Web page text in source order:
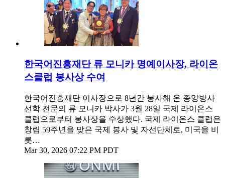
한국어진흥재단 류 모니카 명예이사장, 라이온
스클럽 봉사상 수여
한국어진흥재단 이사장으로 8년간 봉사해 온 종양방사
선학 전문의 류 모니카 박사가 3월 28일 국제 라이온스
클럽으로부터 봉사상을 수상했다. 국제 라이온스 클럽은
창립 59주년을 맞은 국제 봉사 및 자선단체로, 미국을 비
롯…
Mar 30, 2026 07:22 PM PDT